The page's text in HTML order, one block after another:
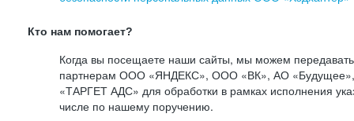
Кто нам помогает?
Когда вы посещаете наши сайты, мы можем
партнерам ООО «ЯНДЕКС», ООО «ВК», АО
«ТАРГЕТ АДС» для обработки в рамках исполнения
числе по нашему поручению.